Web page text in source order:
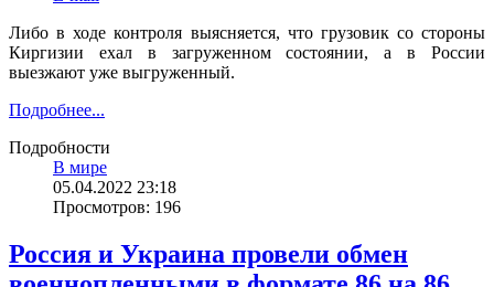
Либо в ходе контроля выясняется, что грузовик со стороны
Киргизии ехал в загруженном состоянии, а в России
выезжают уже выгруженный.
Подробнее...
Подробности
В мире
05.04.2022 23:18
Просмотров: 196
Россия и Украина провели обмен